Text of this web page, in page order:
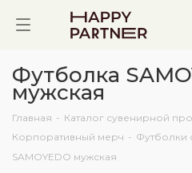
Футболка
мужская
Главная - Каталог сувенирной
Корпоративный мерч - Футболки
SAMOYEDO мужская